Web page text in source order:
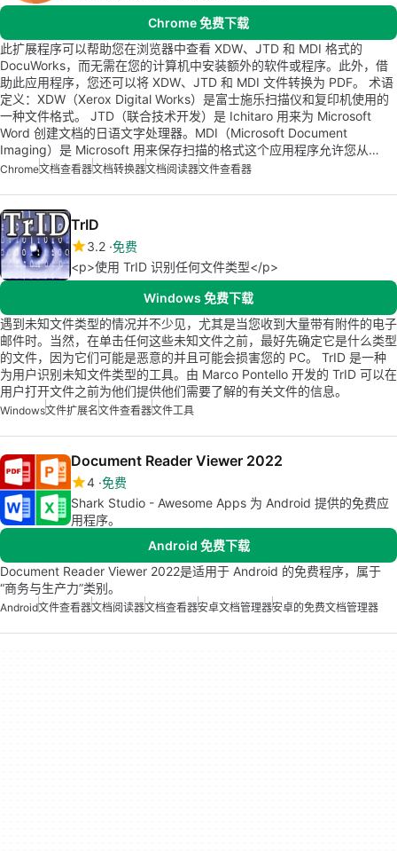
Chrome 免费下载
此扩展程序可以帮助您在浏览器中查看 XDW、JTD 和 MDI 格式的
DocuWorks，而无需在您的计算机中安装额外的软件或程序。此外，借
助此应用程序，您还可以将 XDW、JTD 和 MDI 文件转换为 PDF。 术语
定义：XDW（Xerox Digital Works）是富士施乐扫描仪和复印机使用的
一种文件格式。 JTD（联合技术开发）是 Ichitaro 用来为 Microsoft
Word 创建文档的日语文字处理器。MDI（Microsoft Document
Imaging）是 Microsoft 用来保存扫描的格式这个应用程序允许您从…
Chrome文档查看器文档转换器文档阅读器文件查看器
TrID
3.2 免费
<p>使用 TrID 识别任何文件类型</p>
Windows 免费下载
遇到未知文件类型的情况并不少见，尤其是当您收到大量带有附件的电子
邮件时。当然，在单击任何这些未知文件之前，最好先确定它是什么类型
的文件，因为它们可能是恶意的并且可能会损害您的 PC。 TrID 是一种
为用户识别未知文件类型的工具。由 Marco Pontello 开发的 TrID 可以在
用户打开文件之前为他们提供他们需要了解的有关文件的信息。
Windows文件扩展名文件查看器文件工具
Document Reader Viewer 2022
4 免费
Shark Studio - Awesome Apps 为 Android 提供的免费应
用程序。
Android 免费下载
Document Reader Viewer 2022是适用于 Android 的免费程序，属于
“商务与生产力”类别。
Android文件查看器文档阅读器文档查看器安卓文档管理器安卓的免费文档管理器